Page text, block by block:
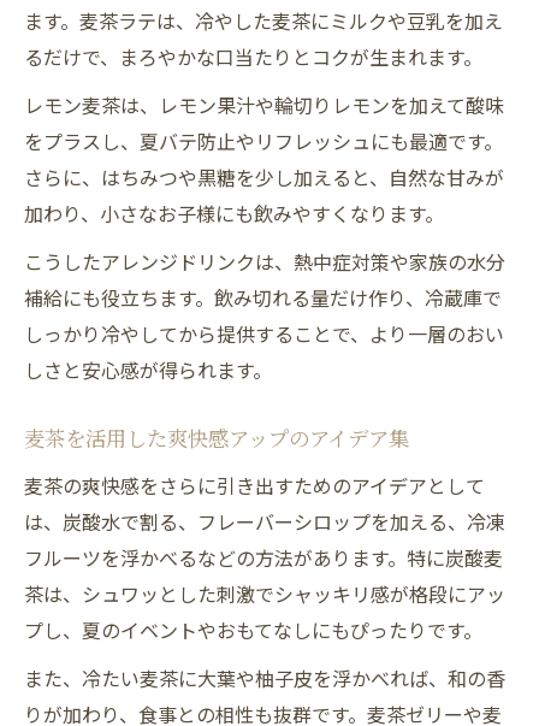
麦茶アレンジで夏バテを予防する工夫
麦茶で感じるシャッキリ感と元気の秘訣
麦茶のレモンやラテ風でリフレッシュ
麦茶アレンジドリンクが夏の活力をサポー
ト
麦茶を使った簡単アレンジで夏を快適に
ます。麦茶ラテは、冷やした麦茶にミルクや豆乳を加え
るだけで、まろやかな口当たりとコクが生まれます。
レモン麦茶は、レモン果汁や輪切りレモンを加えて酸味
をプラスし、夏バテ防止やリフレッシュにも最適です。
さらに、はちみつや黒糖を少し加えると、自然な甘みが
加わり、小さなお子様にも飲みやすくなります。
こうしたアレンジドリンクは、熱中症対策や家族の水分
補給にも役立ちます。飲み切れる量だけ作り、冷蔵庫で
しっかり冷やしてから提供することで、より一層のおい
しさと安心感が得られます。
麦茶を活用した爽快感アップのアイデア集
麦茶の爽快感をさらに引き出すためのアイデアとして
は、炭酸水で割る、フレーバーシロップを加える、冷凍
フルーツを浮かべるなどの方法があります。特に炭酸麦
茶は、シュワッとした刺激でシャッキリ感が格段にアッ
プし、夏のイベントやおもてなしにもぴったりです。
また、冷たい麦茶に大葉や柚子皮を浮かべれば、和の香
りが加わり、食事との相性も抜群です。麦茶ゼリーや麦